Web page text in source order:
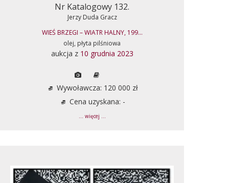
Nr Katalogowy 132.
Jerzy Duda Gracz
WIEŚ BRZEGI – WIATR HALNY, 199...
olej, płyta pilśniowa
aukcja z 10 grudnia 2023
Wywoławcza: 120 000 zł
Cena uzyskana: -
... więcej ...